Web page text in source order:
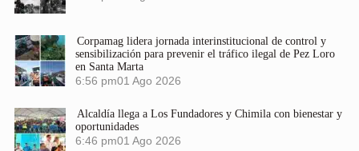
Corpamag lidera jornada interinstitucional de control y
sensibilización para prevenir el tráfico ilegal de Pez Loro
en Santa Marta
6:56 pm01 Ago 2026
Alcaldía llega a Los Fundadores y Chimila con bienestar y
oportunidades
6:46 pm01 Ago 2026